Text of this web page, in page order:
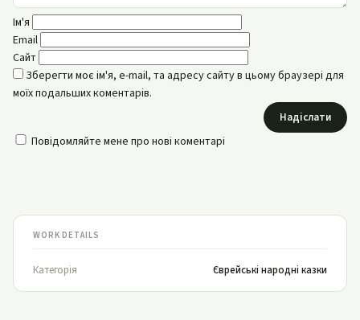
Ім'я
Email
Сайт
Зберегти моє ім'я, e-mail, та адресу сайту в цьому браузері для
моїх подальших коментарів.
Надіслати
Повідомляйте мене про нові коментарі
WORK DETAILS
Категорія Єврейські народні казки